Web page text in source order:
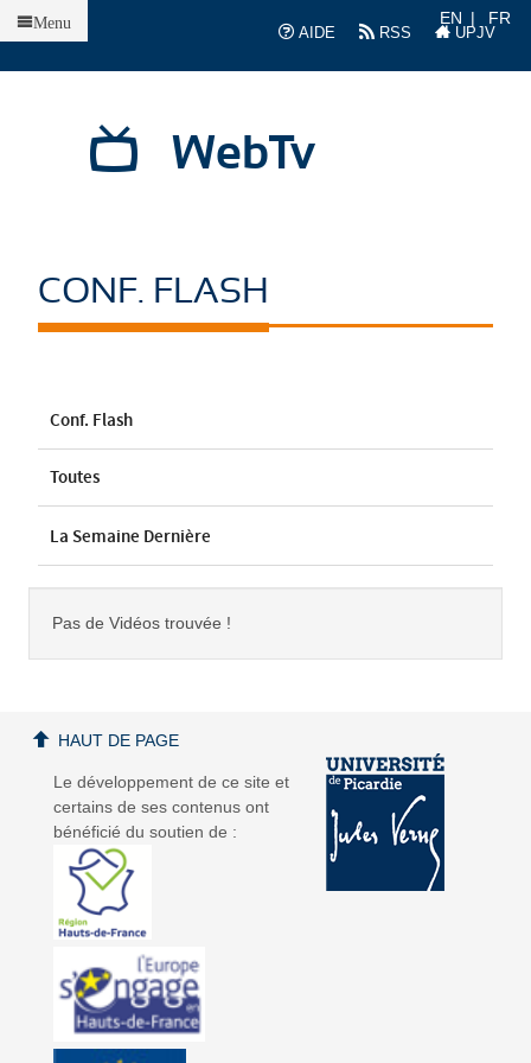
AIDE
RSS UPJV
EN FR
WebTv
Menu
CONF. FLASH
Conf. Flash
Toutes
La Semaine Dernière
Pas de Vidéos trouvée !
Le développement de ce site et
certains de ses contenus ont
bénéficié du soutien de :
HAUT DE PAGE